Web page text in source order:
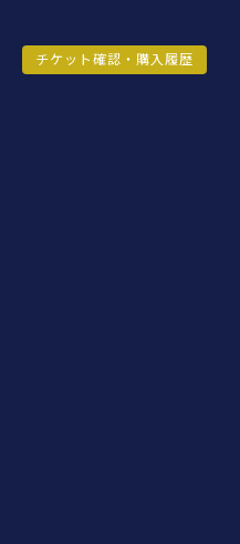
チケット確認・購入履歴